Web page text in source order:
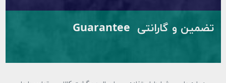
تضمین و گارانتی Guarantee